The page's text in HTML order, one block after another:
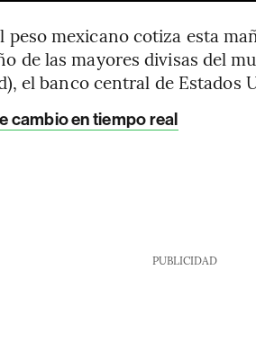
peso mexicano cotiza esta
de las mayores divisas del
el banco central de Estados
cambio en tiempo real
PUBLICIDAD